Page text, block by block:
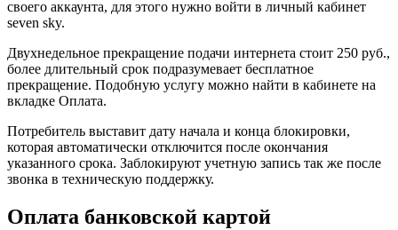
своего аккаунта, для этого нужно войти в личный кабинет
seven sky.
Двухнедельное прекращение подачи интернета стоит 250 руб.,
более длительный срок подразумевает бесплатное
прекращение. Подобную услугу можно найти в кабинете на
вкладке Оплата.
Потребитель выставит дату начала и конца блокировки,
которая автоматически отключится после окончания
указанного срока. Заблокируют учетную запись так же после
звонка в техническую поддержку.
Оплата банковской картой